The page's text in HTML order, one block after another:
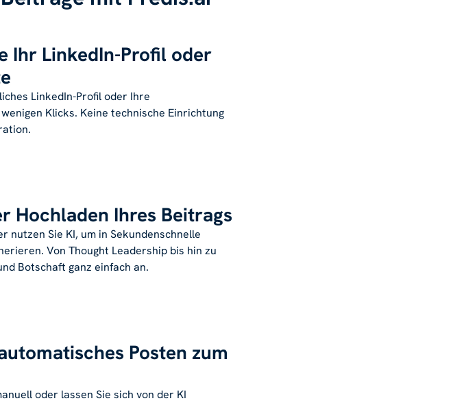
Ihr LinkedIn-Profil oder
LinkedIn-Profil oder Ihre
Klicks. Keine technische Einrichtung
Hochladen Ihres Beitrags
nutzen Sie KI, um in Sekundenschnelle
Von Thought Leadership bis hin zu
Botschaft ganz einfach an.
Posten zum
oder lassen Sie sich von der KI